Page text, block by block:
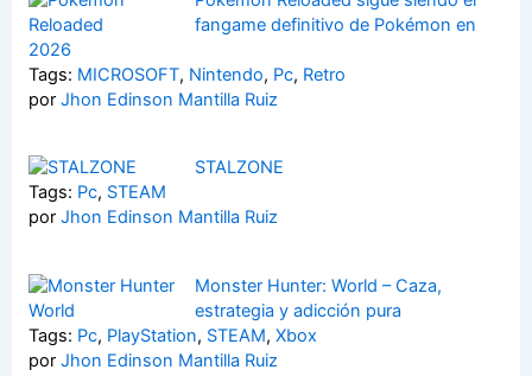
fangame definitivo de Pokémon en
2026
Tags: MICROSOFT, Nintendo, Pc, Retro
porJhon Edinson Mantilla Ruiz
STALZONE
Tags: Pc, STEAM
porJhon Edinson Mantilla Ruiz
Monster Hunter: World – Caza,
estrategia y adicción pura
Tags: Pc, PlayStation, STEAM,Xbox
porJhon Edinson Mantilla Ruiz